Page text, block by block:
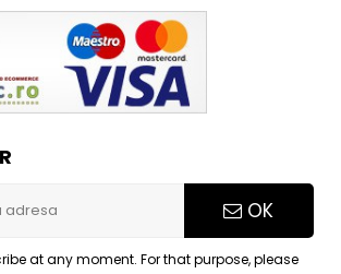
OK
at any moment. For that purpose, please